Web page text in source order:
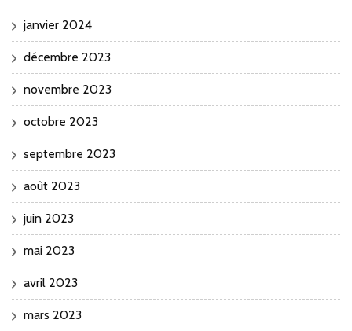
janvier 2024
décembre 2023
novembre 2023
octobre 2023
septembre 2023
août 2023
juin 2023
mai 2023
avril 2023
mars 2023